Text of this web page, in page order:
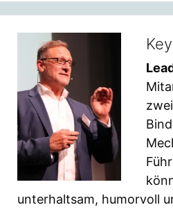
unterhaltsam, humorvoll